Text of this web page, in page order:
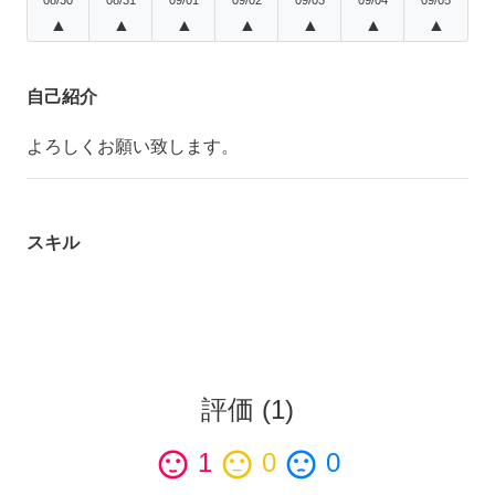
▲ ▲ ▲ ▲ ▲ ▲ ▲
自己紹介
よろしくお願い致します。
スキル
評価 (1)
sentiment_satisfied 1 sentiment_neutral 0 sentiment_dissatisfied 0